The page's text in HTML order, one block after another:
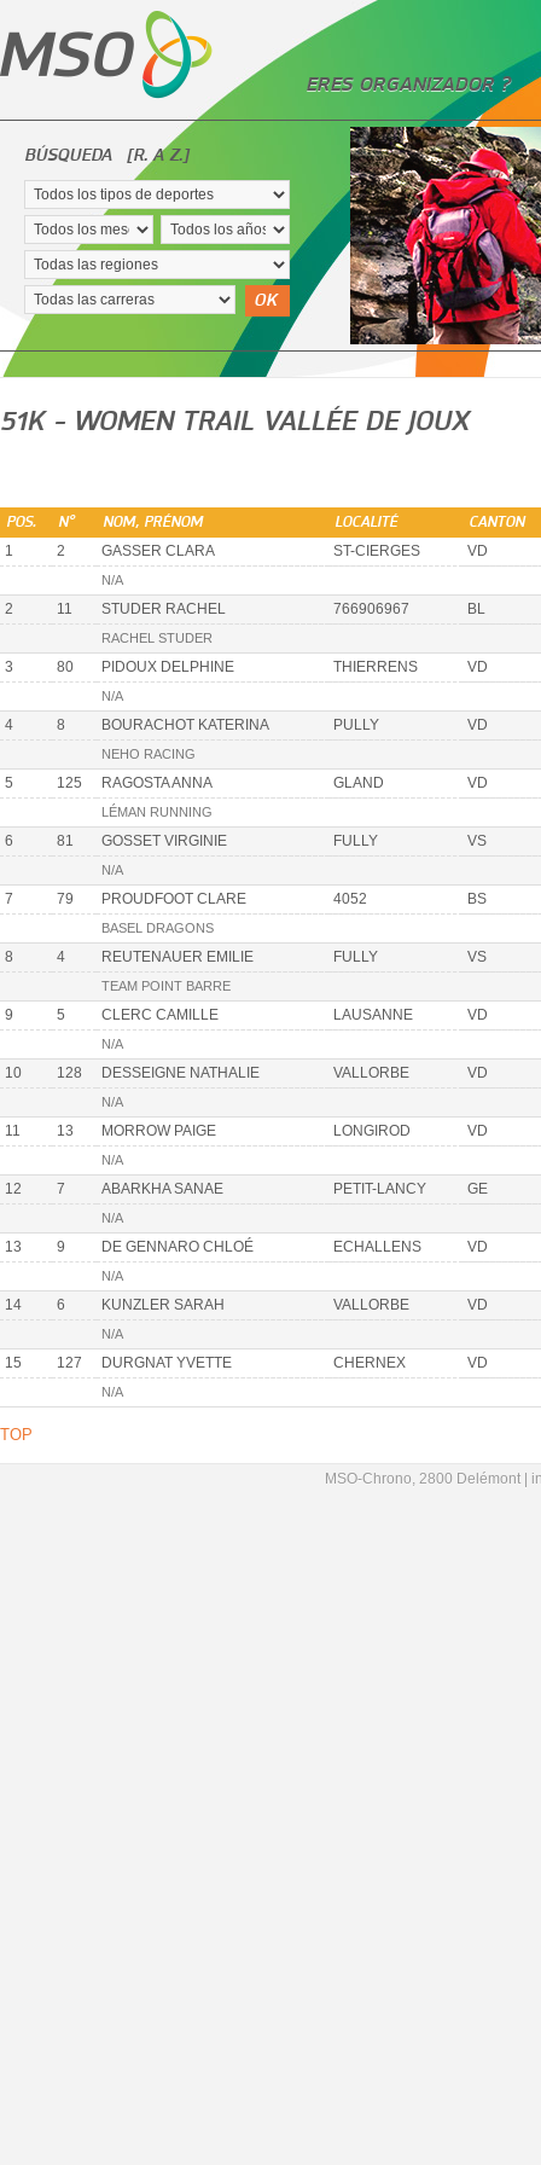
ERES ORGANIZADOR ?
BÚSQUEDA [R. A Z.]
OK
51K - WOMEN TRAIL VALLÉE DE JOUX
POS. N° NOM, PRÉNOM LOCALITÉ CANTON
1 2 GASSER CLARA ST-CIERGES VD
N/A
2 11 STUDER RACHEL 766906967 BL
RACHEL STUDER
3 80 PIDOUX DELPHINE THIERRENS VD
N/A
4 8 BOURACHOT KATERINA PULLY VD
NEHO RACING
5 125 RAGOSTA ANNA GLAND VD
LÉMAN RUNNING
6 81 GOSSET VIRGINIE FULLY VS
N/A
7 79 PROUDFOOT CLARE 4052 BS
BASEL DRAGONS
8 4 REUTENAUER EMILIE FULLY VS
TEAM POINT BARRE
9 5 CLERC CAMILLE LAUSANNE VD
N/A
10 128 DESSEIGNE NATHALIE VALLORBE VD
N/A
11 13 MORROW PAIGE LONGIROD VD
N/A
12 7 ABARKHA SANAE PETIT-LANCY GE
N/A
13 9 DE GENNARO CHLOÉ ECHALLENS VD
N/A
14 6 KUNZLER SARAH VALLORBE VD
N/A
15 127 DURGNAT YVETTE CHERNEX VD
N/A
TOP
MSO-Chrono, 2800 Delémont |